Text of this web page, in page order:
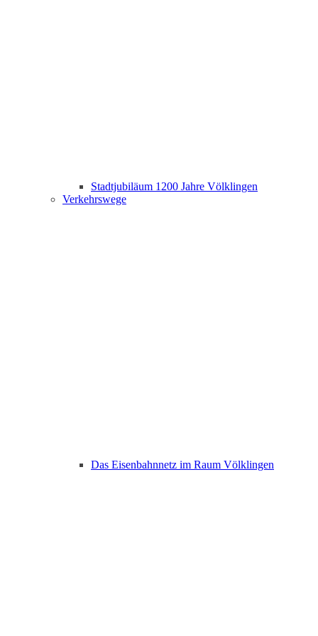
Stadtjubiläum 1200 Jahre Völklingen
Verkehrswege
Das Eisenbahnnetz im Raum Völklingen